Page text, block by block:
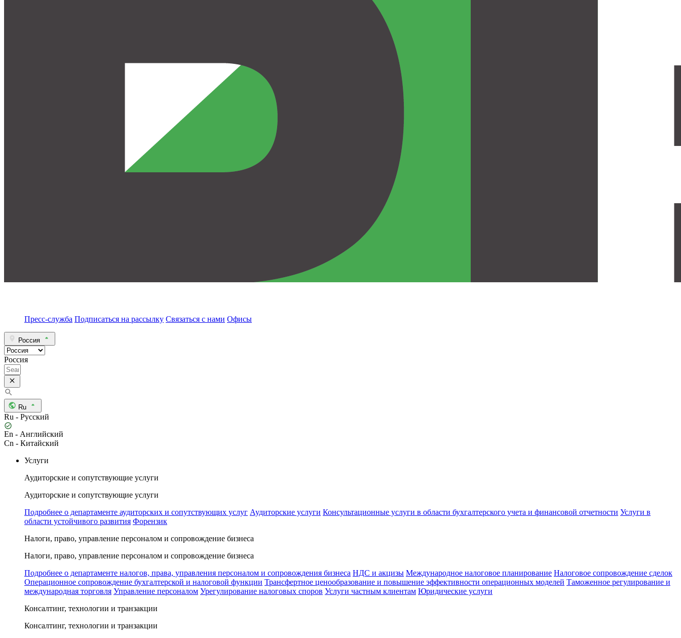
Пресс-служба Подписаться на рассылку Связаться с нами Офисы
Россия
Россия
Ru
Ru - Русский
En - Английский
Cn - Китайский
Услуги
Аудиторские и сопутствующие услуги
Аудиторские и сопутствующие услуги
Подробнее о департаменте аудиторских и сопутствующих услуг Аудиторские услуги Консультационные услуги в области бухгалтерского учета и финансовой отчетности Услуги в
области устойчивого развития Форензик
Налоги, право, управление персоналом и сопровождение бизнеса
Налоги, право, управление персоналом и сопровождение бизнеса
Подробнее о департаменте налогов, права, управления персоналом и сопровождения бизнеса НДС и акцизы Международное налоговое планирование Налоговое сопровождение сделок
Операционное сопровождение бухгалтерской и налоговой функции Трансфертное ценообразование и повышение эффективности операционных моделей Таможенное регулирование и
международная торговля Управление персоналом Урегулирование налоговых споров Услуги частным клиентам Юридические услуги
Консалтинг, технологии и транзакции
Консалтинг, технологии и транзакции